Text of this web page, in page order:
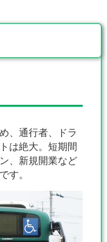
、通行者、ドラ
は絶大。短期間
、新規開業など
す。